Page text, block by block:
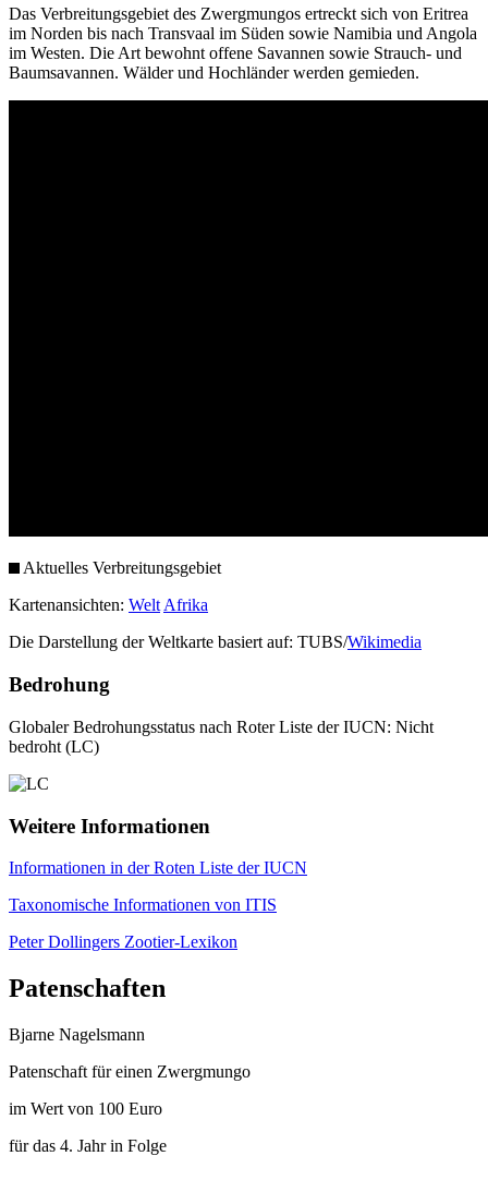
Das Verbreitungsgebiet des Zwergmungos ertreckt sich von Eritrea
im Norden bis nach Transvaal im Süden sowie Namibia und Angola
im Westen. Die Art bewohnt offene Savannen sowie Strauch- und
Baumsavannen. Wälder und Hochländer werden gemieden.
Aktuelles Verbreitungsgebiet
Kartenansichten: WeltAfrika
Die Darstellung der Weltkarte basiert auf: TUBS/Wikimedia
Bedrohung
Globaler Bedrohungsstatus nach Roter Liste der IUCN: Nicht
bedroht (LC)
Weitere Informationen
Informationen in der Roten Liste der IUCN
Taxonomische Informationen von ITIS
Peter Dollingers Zootier-Lexikon
Patenschaften
Bjarne Nagelsmann
Patenschaft für einen Zwergmungo
im Wert von 100 Euro
für das 4. Jahr in Folge